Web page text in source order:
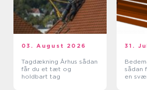
03. August 2026
Tagdækning Århus sådan
får du et tæt og
holdbart tag
31.
sådan
en